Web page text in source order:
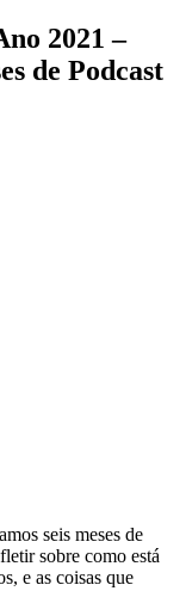
2021 –
de Podcast
seis meses de
sobre como está
e as coisas que